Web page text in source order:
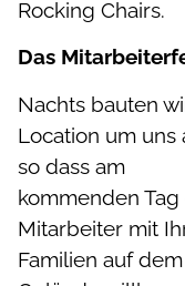
Rocking Chairs.
Das
Nachts bauten
Location um uns
so dass am
kommenden Tag
Mitarbeiter mit
Familien auf dem